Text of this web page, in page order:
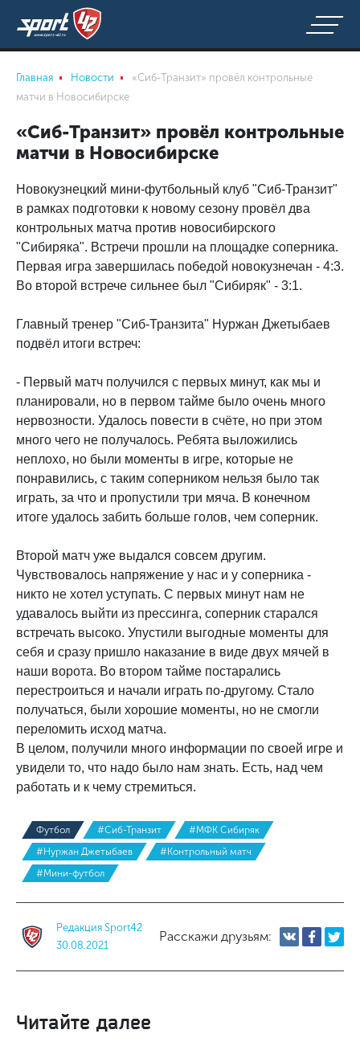
Главная Новости
«Сиб-Транзит» провёл контрольные
матчи в Новосибирске
«Сиб-Транзит» провёл контрольные
матчи в Новосибирске
Новокузнецкий мини-футбольный клуб "Сиб-Транзит"
в рамках подготовки к новому сезону провёл два
контрольных матча против новосибирского
"Сибиряка". Встречи прошли на площадке соперника.
Первая игра завершилась победой новокузнечан - 4:3.
Во второй встрече сильнее был "Сибиряк" - 3:1.
Главный тренер "Сиб-Транзита" Нуржан Джетыбаев
подвёл итоги встреч:
- Первый матч получился с первых минут, как мы и
планировали, но в первом тайме было очень много
нервозности. Удалось повести в счёте, но при этом
много чего не получалось. Ребята выложились
неплохо, но были моменты в игре, которые не
понравились, с таким соперником нельзя было так
играть, за что и пропустили три мяча. В конечном
итоге удалось забить больше голов, чем соперник.
Второй матч уже выдался совсем другим.
Чувствовалось напряжение у нас и у соперника -
никто не хотел уступать. С первых минут нам не
удавалось выйти из прессинга, соперник старался
встречать высоко. Упустили выгодные моменты для
себя и сразу пришло наказание в виде двух мячей в
наши ворота. Во втором тайме постарались
перестроиться и начали играть по-другому. Стало
получаться, были хорошие моменты, но не смогли
переломить исход матча.
В целом, получили много информации по своей игре и
увидели то, что надо было нам знать. Есть, над чем
работать и к чему стремиться.
Футбол #Сиб-Транзит
#МФК Сибиряк
#Нуржан Джетыбаев
#Контрольный матч
#Мини-футбол
Редакция Sport42
30.08.2021
Расскажи друзьям:
Читайте далее